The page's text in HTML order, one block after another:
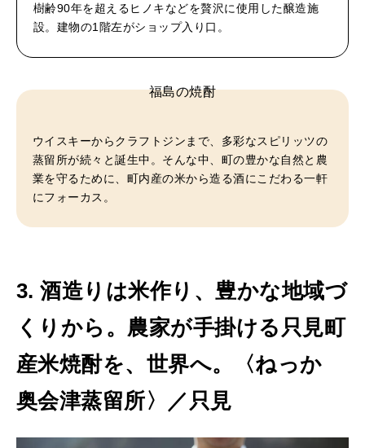
樹齢90年を超えるヒノキなどを贅沢に使用した醸造施
設。建物の1階左がショップ入り口。
福島の焼酎
ウイスキーからクラフトジンまで、多彩なスピリッツの
蒸留所が続々と誕生中。そんな中、町の豊かな自然と農
業を守るために、町内産の米から造る酒にこだわる一軒
にフォーカス。
3. 酒造りは米作り、豊かな地域づ
くりから。農家が手掛ける只見町
産米焼酎を、世界へ。〈ねっか
奥会津蒸留所〉／只見